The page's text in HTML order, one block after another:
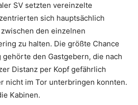
SV setzten vereinzelte
sich hauptsächlich
den einzelnen
zu halten. Die größte Chance
den Gastgebern, die nach
Distanz per Kopf gefährlich
nicht im Tor unterbringen konnten.
Kabinen.